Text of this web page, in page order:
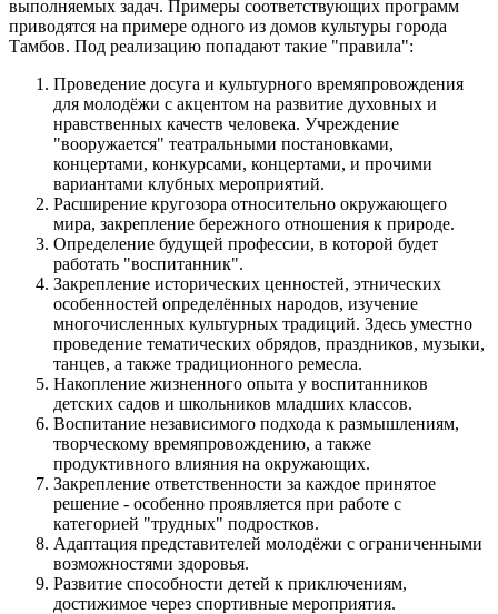
выполняемых задач. Примеры соответствующих программ
приводятся на примере одного из домов культуры города
Тамбов. Под реализацию попадают такие "правила":
Проведение досуга и культурного времяпровождения
для молодёжи с акцентом на развитие духовных и
нравственных качеств человека. Учреждение
"вооружается" театральными постановками,
концертами, конкурсами, концертами, и прочими
вариантами клубных мероприятий.
Расширение кругозора относительно окружающего
мира, закрепление бережного отношения к природе.
Определение будущей профессии, в которой будет
работать "воспитанник".
Закрепление исторических ценностей, этнических
особенностей определённых народов, изучение
многочисленных культурных традиций. Здесь уместно
проведение тематических обрядов, праздников, музыки,
танцев, а также традиционного ремесла.
Накопление жизненного опыта у воспитанников
детских садов и школьников младших классов.
Воспитание независимого подхода к размышлениям,
творческому времяпровождению, а также
продуктивного влияния на окружающих.
Закрепление ответственности за каждое принятое
решение - особенно проявляется при работе с
категорией "трудных" подростков.
Адаптация представителей молодёжи с ограниченными
возможностями здоровья.
Развитие способности детей к приключениям,
достижимое через спортивные мероприятия.